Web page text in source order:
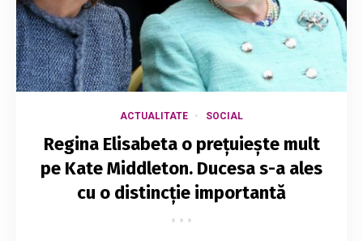
ACTUALITATE SOCIAL
Regina Elisabeta o prețuiește mult
pe Kate Middleton. Ducesa s-a ales
cu o distincție importantă